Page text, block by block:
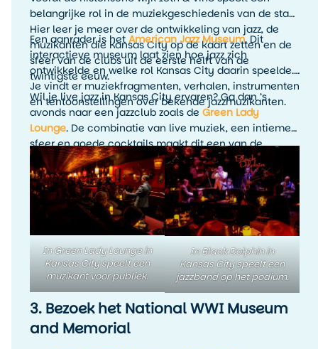
belangrijke rol in de muziekgeschiedenis van de stad.
Hier leer je meer over de ontwikkeling van jazz, de
muzikanten die Kansas City op de kaart zetten en de
sfeer van de clubs uit de eerste helft van de
twintigste eeuw.
Een aanrader is hetAmerican Jazz Museum. Dit
interactieve museum laat zien hoe jazz zich
ontwikkelde en welke rol Kansas City daarin speelde.
Je vindt er muziekfragmenten, verhalen, instrumenten
en tentoonstellingen over bekende jazzmuzikanten.
Wil je live jazz in Kansas City ervaren? Ga dan ’s
avonds naar een jazzclub zoals de Green Lady
Lounge. De combinatie van live muziek, een intieme
sfeer en goede cocktails maakt dit een van de
leukste avondactiviteiten in Kansas City. Het is
precies zo’n ervaring die je reis persoonlijker maakt
dan alleen het afvinken van bezienswaardigheden.
In Green Lady Lounge in
Kansas City speelt een
muzikant voor publiek.
In Black Dolphin in
Kansas City speelt een
jazzband op het podium.
3. Bezoek het National WWI Museum
and Memorial